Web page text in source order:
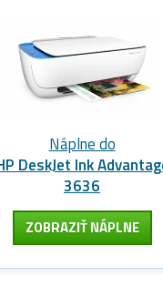
Náplne do
DeskJet Ink
3636
ZOBRAZIŤ NÁPLNE